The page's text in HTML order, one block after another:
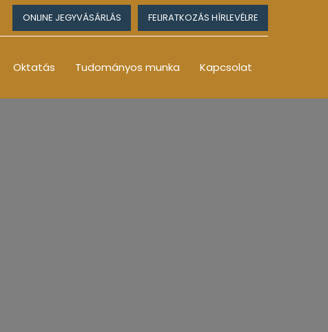
ONLINE JEGYVÁSÁRLÁS FELIRATKOZÁS HÍRLEVÉLRE
Oktatás Tudományos munka Kapcsolat